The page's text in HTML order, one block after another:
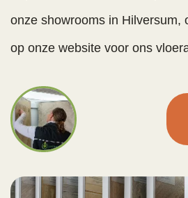
onze showrooms in Hilversum,
op onze website voor ons